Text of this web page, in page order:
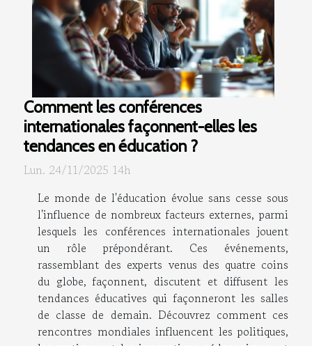
Comment les conférences
internationales façonnent-elles les
tendances en éducation ?
Lun. 24/11/2025 14h
Le monde de l'éducation évolue sans cesse sous
l'influence de nombreux facteurs externes, parmi
lesquels les conférences internationales jouent
un rôle prépondérant. Ces événements,
rassemblant des experts venus des quatre coins
du globe, façonnent, discutent et diffusent les
tendances éducatives qui façonneront les salles
de classe de demain. Découvrez comment ces
rencontres mondiales influencent les politiques,